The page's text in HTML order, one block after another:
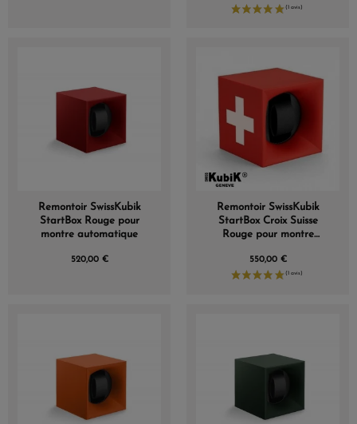
Remontoir SwissKubik
StartBox Rouge pour
montre automatique
520,00 €
Remontoir SwissKubik
StartBox Croix Suisse
Rouge pour montre
550,00 €